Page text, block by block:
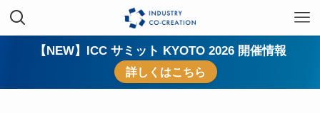
【NEW】ICC サミット KYOTO 2026 開催情報
詳しくはこちら